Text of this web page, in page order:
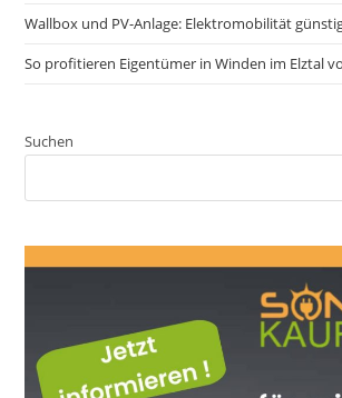
Wallbox und PV-Anlage: Elektromobilität
So profitieren Eigentümer in Winden im Elztal
Suchen